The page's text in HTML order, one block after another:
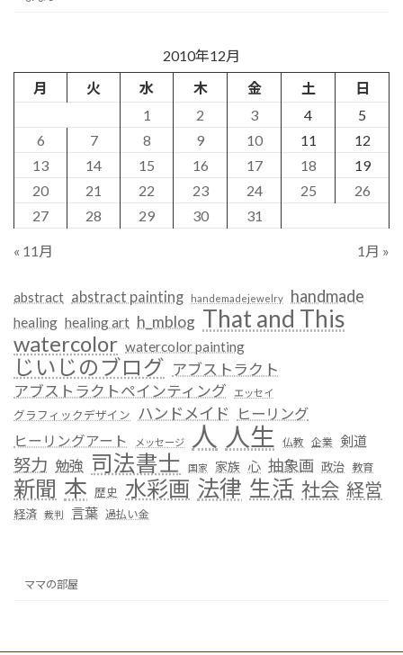
2010年12月
月
火 水 木 金 土
日
1
2 3 4
5
6
7 8 9 10 11
12
13
14 15 16 17 18
19
20
21 22 23 24 25
26
27
28 29 30 31
« 11月 1月 »
abstract abstract painting handemadejewelry handmade
healing healing art h_mblog That and This
watercolor watercolor painting
じいじのブログ アブストラクト
アブストラクトペインティング
エッセイ
グラフィックデザイン ハンドメイド ヒーリング
ヒーリングアート メッセージ 人 人生 仏教 企業 剣道
努力 勉強 司法書士 国家 家族 心 抽象画 政治 教育
新聞 本 歴史 水彩画 法律 生活 社会 経営
経済 裁判 言葉 過払い金
ママの部屋